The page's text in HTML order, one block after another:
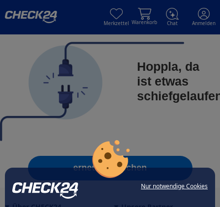
Nur notwendige Cookies
Merkzettel Warenkorb Chat Anmelden
Hoppla, da
ist etwas
erneut versuchen